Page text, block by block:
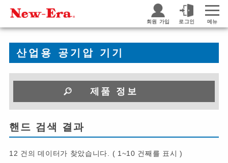
회원 가입 로그인 메뉴
산업용 공기압 기기
제품 정보
핸드 검색 결과
12 건의 데이터가 찾았습니다. ( 1~10 건째를 표시 )